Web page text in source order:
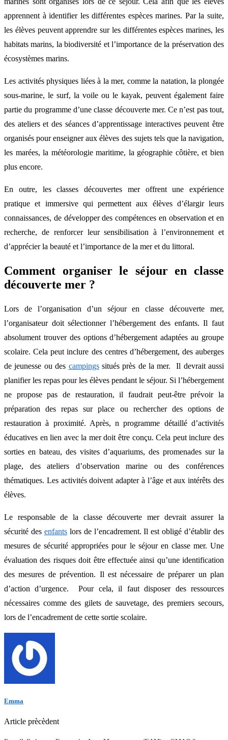
apprennent à identifier les différentes espèces marines. Par la suite,
les élèves peuvent apprendre sur les différentes espèces marines, les
habitats marins, la biodiversité et l’importance de la préservation des
écosystèmes marins.
Les activités physiques liées à la mer, comme la natation, la plongée
sous-marine, le surf, la voile ou le kayak, peuvent également faire
partie du programme d’une classe découverte mer. Ce n’est pas tout,
des ateliers et des séances d’apprentissage interactives peuvent être
organisés pour enseigner aux élèves des sujets tels que la navigation,
les marées, la météorologie maritime, la géographie côtière, et bien
plus encore.
En outre, les classes découvertes mer offrent une expérience
pratique et immersive qui permettent aux élèves d’élargir leurs
connaissances, de développer des compétences en observation et en
recherche, de renforcer leur sensibilisation à l’environnement et
d’apprécier la beauté et l’importance de la mer et du littoral.
Comment organiser le séjour en classe
découverte mer ?
Lors de l’organisation d’un séjour en classe découverte mer,
l’organisateur doit sélectionner l’hébergement des enfants. Il faut
absolument trouver des options d’hébergement adaptées au groupe
scolaire. Cela peut inclure des centres d’hébergement, des auberges
de jeunesse ou des campingssitués près de la mer. Il devrait aussi
planifier les repas pour les élèves pendant le séjour. Si l’hébergement
ne propose pas de restauration, il faudrait peut-être prévoir la
préparation des repas sur place ou rechercher des options de
restauration à proximité. Après, n programme détaillé d’activités
éducatives en lien avec la mer doit être conçu. Cela peut inclure des
sorties en bateau, des visites d’aquariums, des promenades sur la
plage, des ateliers d’observation marine ou des conférences
thématiques. Les activités doivent adapter à l’âge et aux intérêts des
élèves.
Le responsable de la classe découverte mer devrait assurer la
sécurité des enfantslors de l’encadrement. Il est obligé d’établir des
mesures de sécurité appropriées pour le séjour en classe mer. Une
évaluation des risques doit être effectuée ainsi qu’une identification
des mesures de prévention. Il est nécessaire de préparer un plan
d’action d’urgence. Pour cela, il faut disposer des ressources
nécessaires comme des gilets de sauvetage, des premiers secours,
lors de l’encadrement de cette sortie scolaire.
Emma
Article prècèdent